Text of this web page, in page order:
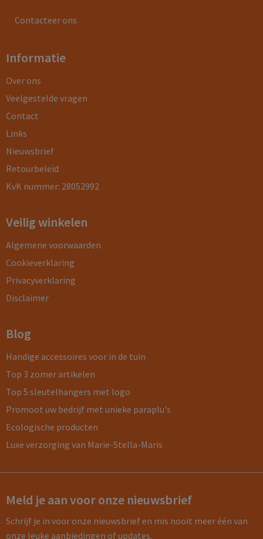
Contacteer ons
Informatie
Over ons
Veelgestelde vragen
Contact
Links
Nieuwsbrief
Retourbeleid
KvK nummer: 28052992
Veilig winkelen
Algemene voorwaarden
Cookieverklaring
Privacyverklaring
Disclaimer
Blog
Handige accessoires voor in de tuin
Top 3 zomer artikelen
Top 5 sleutelhangers met logo
Promoot uw bedrijf met unieke paraplu's
Ecologische producten
Luxe verzorging van Marie-Stella-Maris
Meld je aan voor onze nieuwsbrief
Schrijf je in voor onze nieuwsbrief en mis nooit meer één van
onze leuke aanbiedingen of updates.